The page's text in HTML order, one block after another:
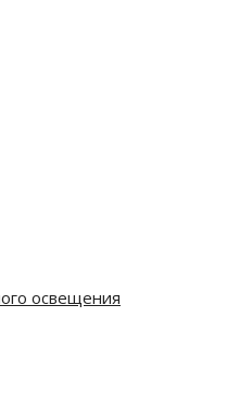
освещения